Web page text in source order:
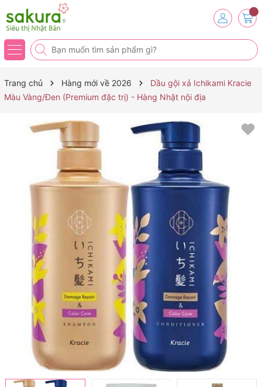
Trang chủ Hàng mới về 2026
Dầu gội xả Ichikami Kracie
Màu Vàng/Đen (Premium đặc trị) - Hàng Nhật nội địa